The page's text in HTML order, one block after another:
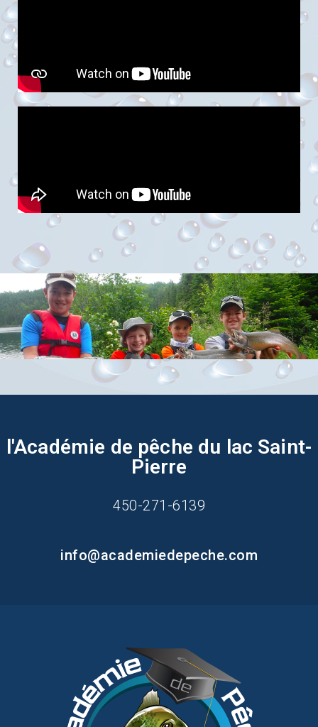
l'Académie de pêche du lac Saint-
Pierre
450-271-6139
info@academiedepeche.com